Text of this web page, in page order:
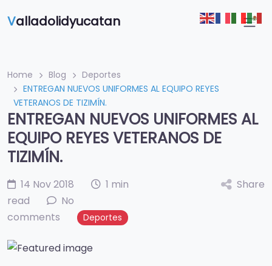
Valladolidyucatan
Home Blog
Deportes
ENTREGAN NUEVOS UNIFORMES AL EQUIPO REYES
VETERANOS DE TIZIMÍN.
ENTREGAN NUEVOS UNIFORMES AL
EQUIPO REYES VETERANOS DE
TIZIMÍN.
14 Nov 2018
1 min
read
No
comments
Deportes
Share